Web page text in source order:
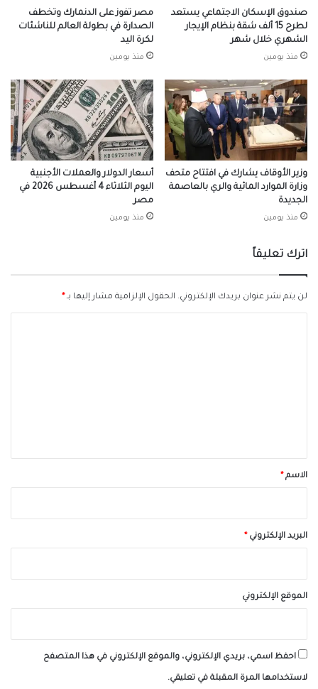
صندوق الإسكان الاجتماعي يستعد
لطرح 15 ألف شقة بنظام الإيجار
الشهري خلال شهر
منذ يومين
مصر تفوز على الدنمارك وتخطف
الصدارة في بطولة العالم للناشئات
لكرة اليد
منذ يومين
وزير الأوقاف يشارك في افتتاح متحف
وزارة الموارد المائية والري بالعاصمة
الجديدة
منذ يومين
أسعار الدولار والعملات الأجنبية
اليوم الثلاثاء 4 أغسطس 2026 في
مصر
منذ يومين
اترك تعليقاً
لن يتم نشر عنوان بريدك الإلكتروني. الحقول الإلزامية مشار إليها بـ*
*الاسم*
البريد الإلكتروني*
الموقع الإلكتروني
احفظ اسمي، بريدي الإلكتروني، والموقع الإلكتروني في هذا المتصفح
لاستخدامها المرة المقبلة في تعليقي.